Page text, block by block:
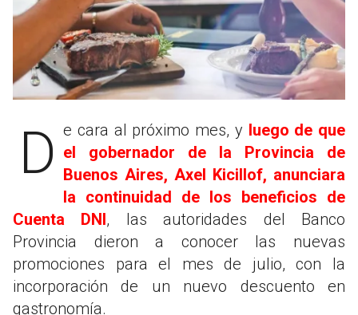
De cara al próximo mes, y luego de que
el gobernador de la Provincia de
Buenos Aires, Axel Kicillof, anunciara
la continuidad de los beneficios de
Cuenta DNI, las autoridades del Banco
Provincia dieron a conocer las nuevas
promociones para el mes de julio, con la
incorporación de un nuevo descuento en
gastronomía.